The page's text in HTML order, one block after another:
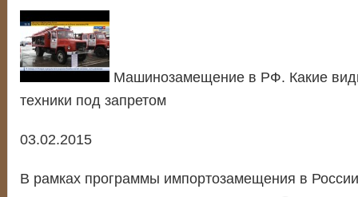
Машинозамещение в РФ. Какие
техники под запретом
03.02.2015
В рамках программы импортозамещения в